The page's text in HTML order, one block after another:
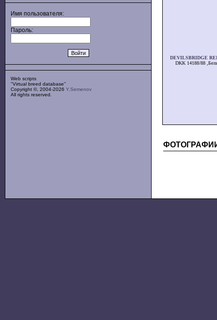
Имя пользователя:
Пароль:
Web scripts
''Virtual breed database''
Copyright ©, 2004-2026 Y.Semenov
All rights reserved.
DEVILSBRIDGE
DKK 14188/88